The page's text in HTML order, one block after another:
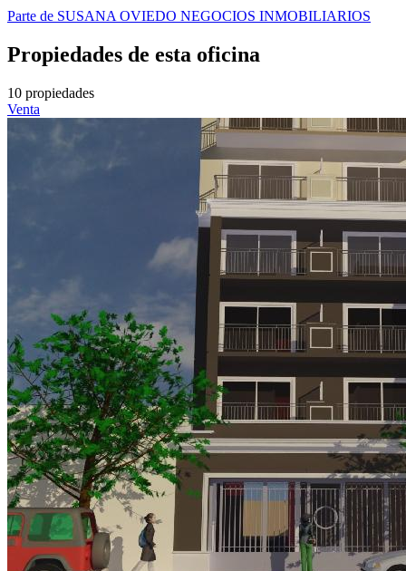
Parte de SUSANA OVIEDO NEGOCIOS INMOBILIARIOS
Propiedades de esta oficina
10 propiedades
Venta